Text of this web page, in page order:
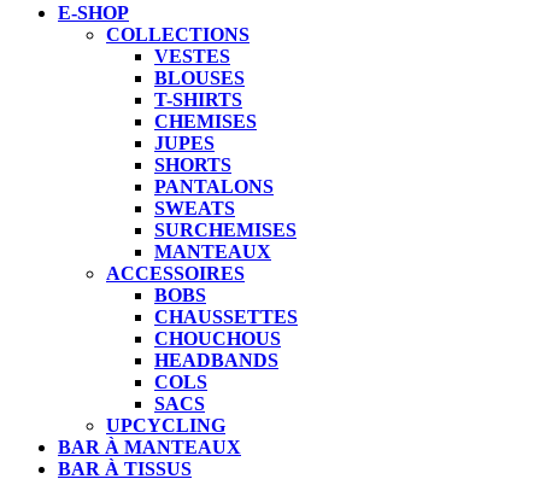
E-SHOP
COLLECTIONS
VESTES
BLOUSES
T-SHIRTS
CHEMISES
JUPES
SHORTS
PANTALONS
SWEATS
SURCHEMISES
MANTEAUX
ACCESSOIRES
BOBS
CHAUSSETTES
CHOUCHOUS
HEADBANDS
COLS
SACS
UPCYCLING
BAR À MANTEAUX
BAR À TISSUS